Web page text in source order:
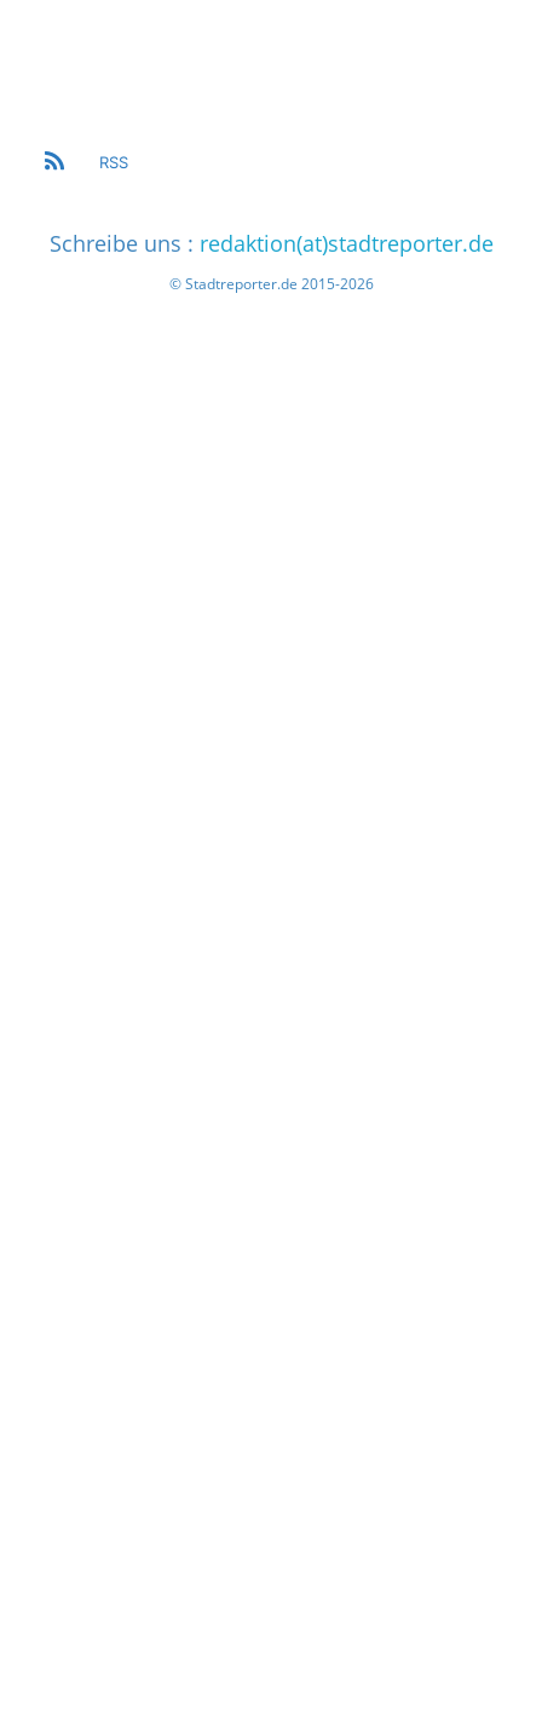
RSS
Schreibe uns : redaktion(at)stadtreporter.de
© Stadtreporter.de 2015-2026